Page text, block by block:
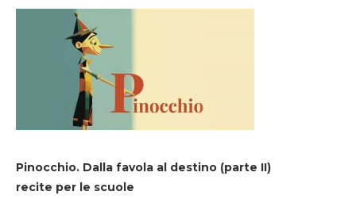
Pinocchio. Dalla favola al destino (parte II)
recite per le scuole